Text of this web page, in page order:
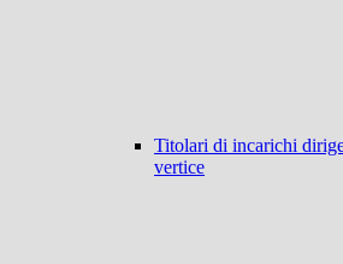
Titolari di incarichi
vertice